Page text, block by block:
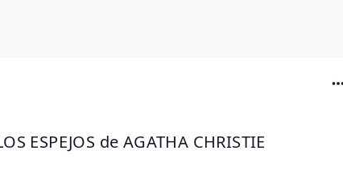
ESPEJOS de AGATHA CHRISTIE